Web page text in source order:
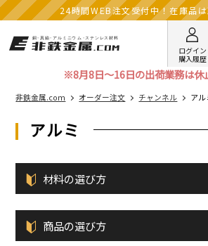
※8月8日～16日の出荷業務は休
24時間WEB注文受付中！在庫品
ログイン
購入履歴
非鉄金属.com オーダー注文 チャンネル アル
アルミ
材料の選び方
商品の選び方